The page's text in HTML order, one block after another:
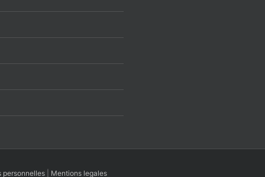
personnelles Mentions legales